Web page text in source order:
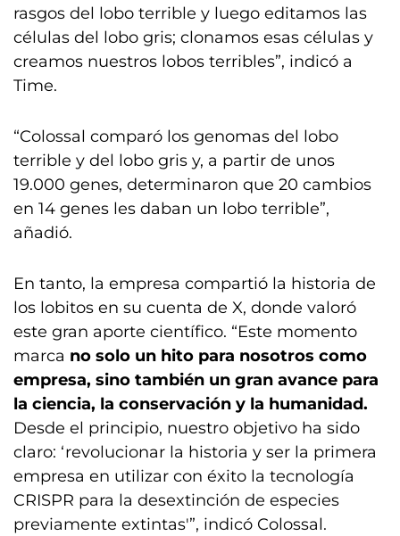
rasgos del lobo terrible y luego editamos las
células del lobo gris; clonamos esas células y
creamos nuestros lobos terribles”, indicó a
Time.
“Colossal comparó los genomas del lobo
terrible y del lobo gris y, a partir de unos
19.000 genes, determinaron que 20 cambios
en 14 genes les daban un lobo terrible”,
añadió.
En tanto, la empresa compartió la historia de
los lobitos en su cuenta de X, donde valoró
este gran aporte científico. “Este momento
marca no solo un hito para nosotros como
empresa, sino también un gran avance para
la ciencia, la conservación y la humanidad.
Desde el principio, nuestro objetivo ha sido
claro: ‘revolucionar la historia y ser la primera
empresa en utilizar con éxito la tecnología
CRISPR para la desextinción de especies
previamente extintas'”, indicó Colossal.